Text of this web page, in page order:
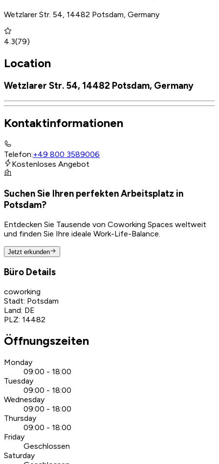
Wetzlarer Str. 54, 14482 Potsdam, Germany
4.3(79)
Location
Wetzlarer Str. 54, 14482 Potsdam, Germany
Kontaktinformationen
Telefon:+49 800 3589006
Kostenloses Angebot
Suchen Sie Ihren perfekten Arbeitsplatz in
Potsdam?
Entdecken Sie Tausende von Coworking Spaces weltweit
und finden Sie Ihre ideale Work-Life-Balance.
Jetzt erkunden
Büro Details
coworking
Stadt: Potsdam
Land: DE
PLZ: 14482
Öffnungszeiten
Monday
09:00 - 18:00
Tuesday
09:00 - 18:00
Wednesday
09:00 - 18:00
Thursday
09:00 - 18:00
Friday
Geschlossen
Saturday